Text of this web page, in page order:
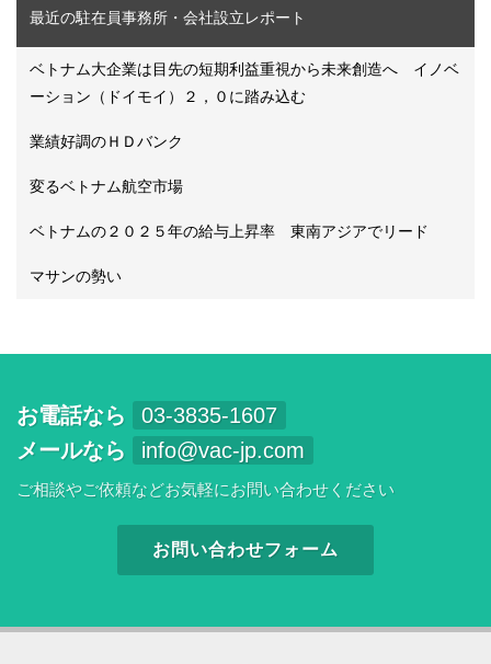
最近の駐在員事務所・会社設立レポート
ベトナム大企業は目先の短期利益重視から未来創造へ イノベ
ーション（ドイモイ）２，０に踏み込む
業績好調のＨＤバンク
変るベトナム航空市場
ベトナムの２０２５年の給与上昇率 東南アジアでリード
マサンの勢い
お電話なら
03-3835-1607
メールなら
info@vac-jp.com
ご相談やご依頼などお気軽にお問い合わせください
お問い合わせフォーム